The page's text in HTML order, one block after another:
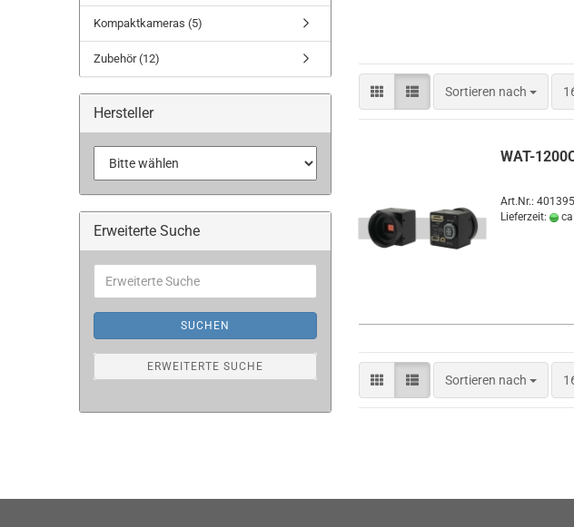
Sortieren nach
Sortieren nach
WAT-
Art.Nr.: 401395
Lieferzeit:
Sortieren nach
Sortieren nach
Kompaktkameras (5)
Zubehör (12)
Hersteller
Erweiterte Suche
Suche
SUCHEN
ERWEITERTE SUCHE